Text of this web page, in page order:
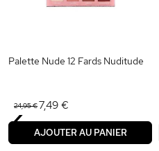
Palette Nude 12 Fards Nuditude
24,95 €7,49 €
AJOUTER AU PANIER
‹